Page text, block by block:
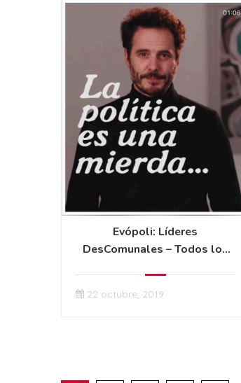
Evópoli: Líderes
DesComunales – Todos los
22 octubre, 2019